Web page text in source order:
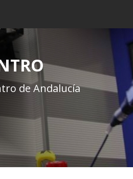
de Andalucía